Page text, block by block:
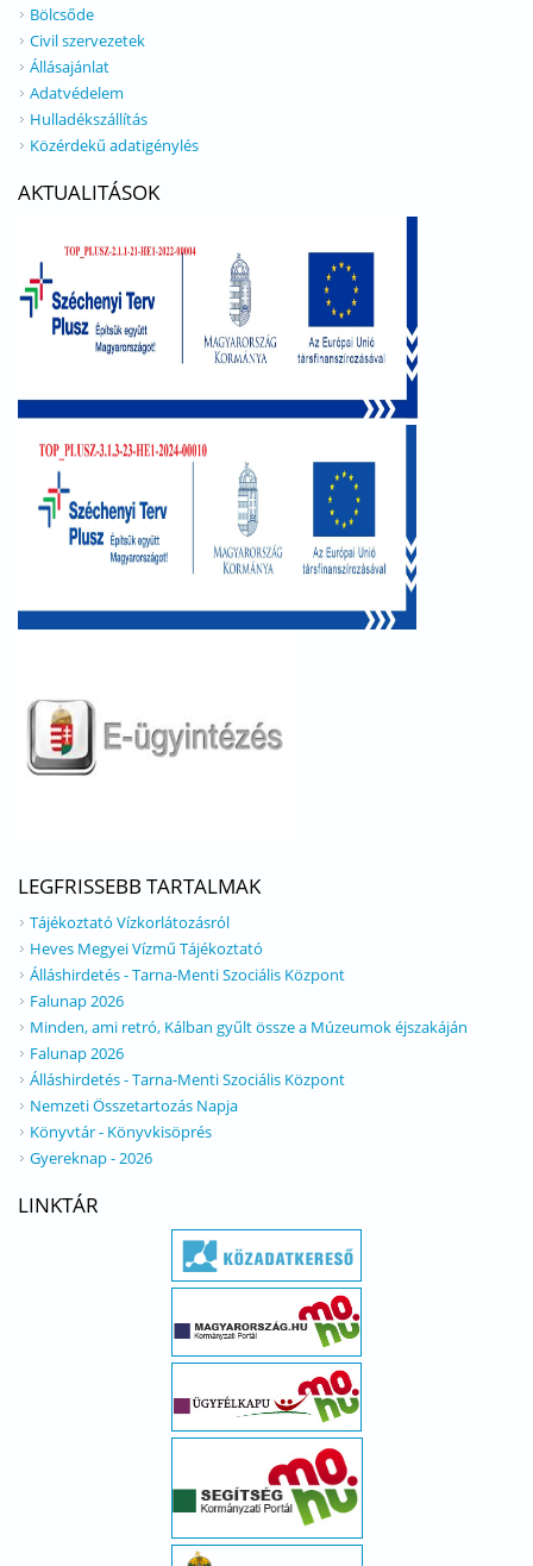
Bölcsőde
Civil szervezetek
Állásajánlat
Adatvédelem
Hulladékszállítás
Közérdekű adatigénylés
AKTUALITÁSOK
LEGFRISSEBB TARTALMAK
Tájékoztató Vízkorlátozásról
Heves Megyei Vízmű Tájékoztató
Álláshirdetés - Tarna-Menti Szociális Központ
Falunap 2026
Minden, ami retró, Kálban gyűlt össze a Múzeumok éjszakáján
Falunap 2026
Álláshirdetés - Tarna-Menti Szociális Központ
Nemzeti Összetartozás Napja
Könyvtár - Könyvkisöprés
Gyereknap - 2026
LINKTÁR